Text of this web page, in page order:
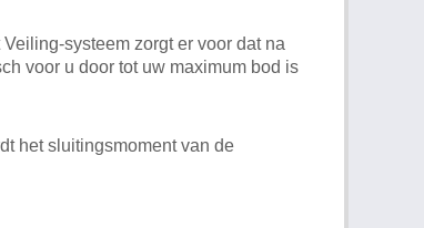
systeem zorgt er voor dat na
voor u door tot uw maximum bod is
het sluitingsmoment van de